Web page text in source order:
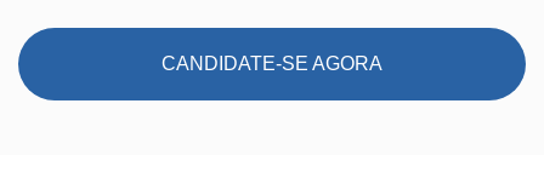
CANDIDATE-SE AGORA